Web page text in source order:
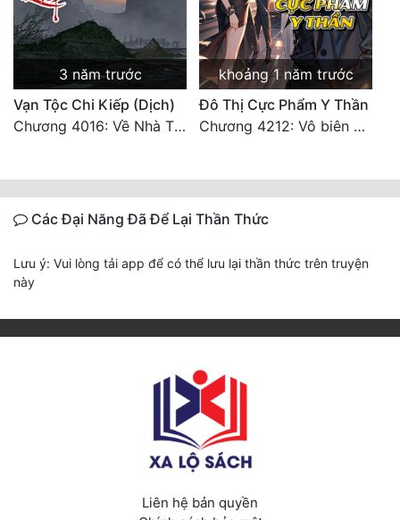
3 năm trước
Vạn Tộc Chi Kiếp (Dịch)
Chương 4016: Về Nhà Thôi... (Đại Kết Cục)
khoảng 1 năm trước
Đô Thị Cực Phẩm Y Thần
Chương 4212: Vô biên hắc ám
Các Đại Năng Đã Để Lại Thần Thức
Lưu ý: Vui lòng tải app để có thể lưu lại thần thức trên truyện
này
Liên hệ bản quyền